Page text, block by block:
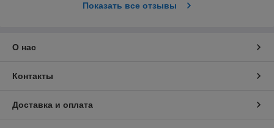
Показать все отзывы
О нас
Контакты
Доставка и оплата